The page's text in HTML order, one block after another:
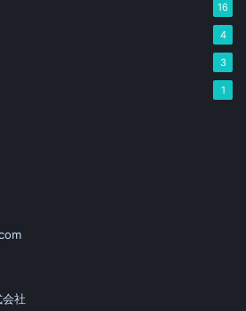
ダイオードインバンド励起Nd：
：YVO 4結晶上の基本モードス
り、これは700μmポンプ光と良
ージョン効果を低減しながら、熱
ことができる
16
4
3
1
社